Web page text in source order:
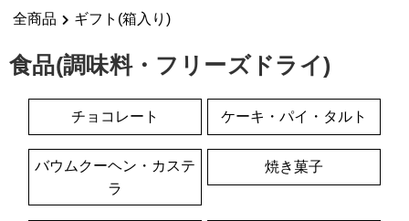
全商品 ギフト(箱入り)
食品(調味料・フリーズドライ)
チョコレート ケーキ・パイ・タルト
バウムクーヘン・カステ
ラ
焼き菓子